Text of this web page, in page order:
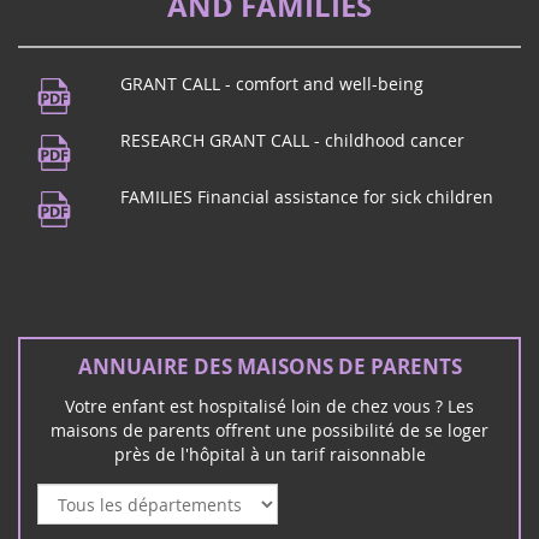
améliorer l'accompagnement des familles d'enfants
Février 2026
Vote au Sénat PPL de Vincent Thiébaut - familles
d'enfants malades & handicapés
21
juin
2024
Music Festival
Do you live in Puy de Dôme? Come to
the music school followed by a conce...
16
mars
2024
Rock concert in Mérignac (33)
The rock group Unwanted invites you to
Mérignac on Saturday March 16 for a rock
and charity concert:
GRANT CALL - comfort and well-being
RESEARCH GRANT CALL - childhood cancer
FAMILIES Financial assistance for sick children
ANNUAIRE DES MAISONS DE PARENTS
Votre enfant est hospitalisé loin de chez vous ? Les
maisons de parents offrent une possibilité de se loger
près de l'hôpital à un tarif raisonnable